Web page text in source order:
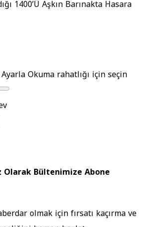
1400’Ü Aşkın Barınakta Hasara
Okuma rahatlığı için seçin
Bültenimize Abone
olmak için fırsatı kaçırma ve